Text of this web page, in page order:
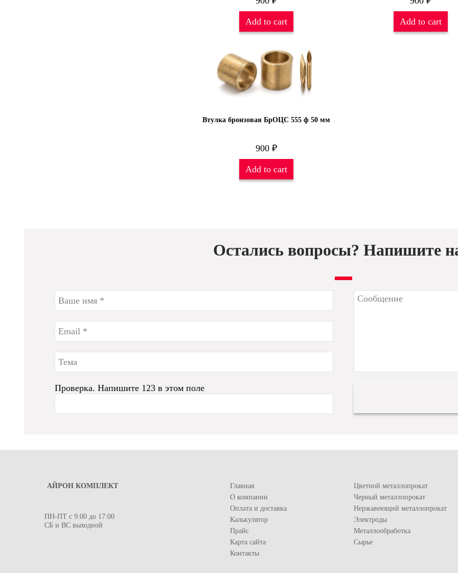
Add to cart Add to cart
Втулка бронзовая БрОЦС 555 ф 50 мм
900 ₽
Add to cart
Остались вопросы? Напишите
Проверка. Напишите 123 в этом поле
АЙРОН КОМПЛЕКТ
ПН-ПТ с 9:00 до 17:00
СБ и ВС выходной
Главная
О компании
Оплата и доставка
Калькулятор
Прайс
Карта сайта
Контакты
Цветной металлопрокат
Черный металлопрокат
Нержавеющий металлопрокат
Электроды
Металлообработка
Сырье